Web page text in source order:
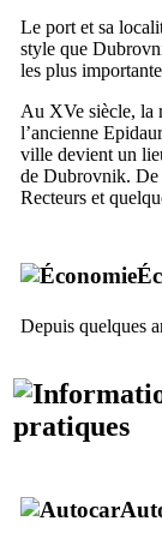
Le port et sa
style que
les plus
Au XVe siècle, la
l’ancienne
ville devient un
de Dubrovnik. De
Recteurs et
Depuis quelques
pratiques